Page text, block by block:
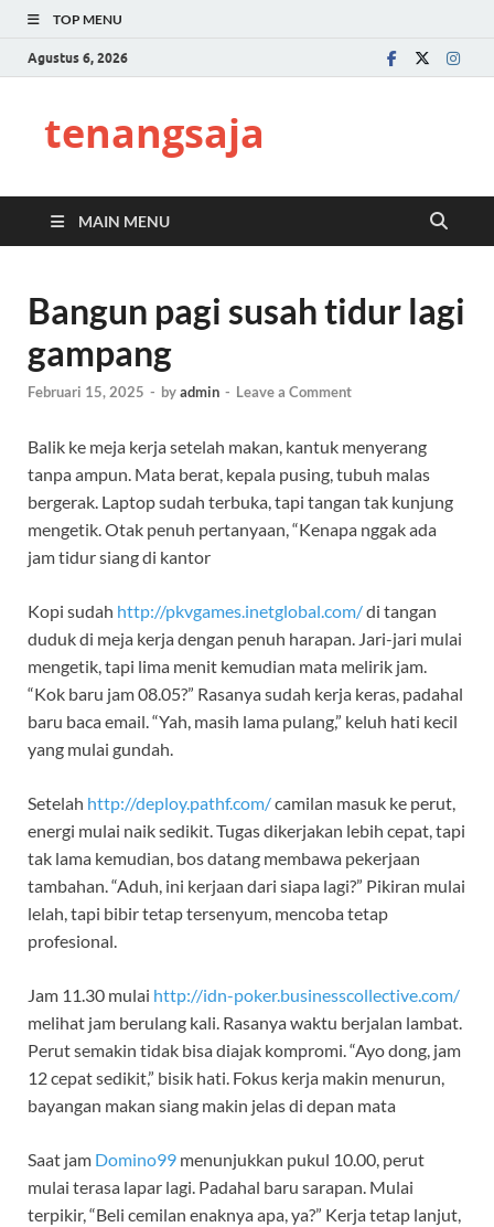
TOP MENU
Agustus 6, 2026
tenangsaja
MAIN MENU
Bangun pagi susah tidur lagi
gampang
Februari 15, 2025 - byadmin - Leave a Comment
Balik ke meja kerja setelah makan, kantuk menyerang
tanpa ampun. Mata berat, kepala pusing, tubuh malas
bergerak. Laptop sudah terbuka, tapi tangan tak kunjung
mengetik. Otak penuh pertanyaan, “Kenapa nggak ada
jam tidur siang di kantor
Kopi sudah http://pkvgames.inetglobal.com/di tangan
duduk di meja kerja dengan penuh harapan. Jari-jari mulai
mengetik, tapi lima menit kemudian mata melirik jam.
“Kok baru jam 08.05?” Rasanya sudah kerja keras, padahal
baru baca email. “Yah, masih lama pulang,” keluh hati kecil
yang mulai gundah.
Setelah http://deploy.pathf.com/camilan masuk ke perut,
energi mulai naik sedikit. Tugas dikerjakan lebih cepat, tapi
tak lama kemudian, bos datang membawa pekerjaan
tambahan. “Aduh, ini kerjaan dari siapa lagi?” Pikiran mulai
lelah, tapi bibir tetap tersenyum, mencoba tetap
profesional.
Jam 11.30 mulai http://idn-poker.businesscollective.com/
melihat jam berulang kali. Rasanya waktu berjalan lambat.
Perut semakin tidak bisa diajak kompromi. “Ayo dong, jam
12 cepat sedikit,” bisik hati. Fokus kerja makin menurun,
bayangan makan siang makin jelas di depan mata
Saat jam Domino99 menunjukkan pukul 10.00, perut
mulai terasa lapar lagi. Padahal baru sarapan. Mulai
terpikir, “Beli cemilan enaknya apa, ya?” Kerja tetap lanjut,